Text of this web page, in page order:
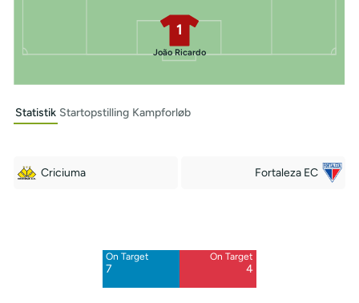
1
João Ricardo
Statistik Startopstilling Kampforløb
Criciuma Fortaleza EC
On Target
7
On Target
4